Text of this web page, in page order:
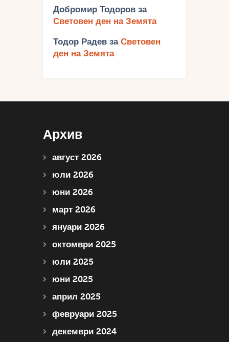
Добромир Тодоров за
Световен ден на Земята
Тодор Радев за Световен
ден на Земята
Архив
август 2026
юли 2026
юни 2026
март 2026
януари 2026
октомври 2025
юли 2025
юни 2025
април 2025
февруари 2025
декември 2024